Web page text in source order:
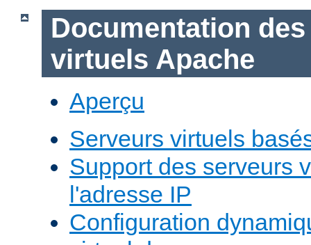
Documentation
virtuels Apache
Aperçu
Serveurs virtuels
Support des serveurs
l'adresse IP
Configuration